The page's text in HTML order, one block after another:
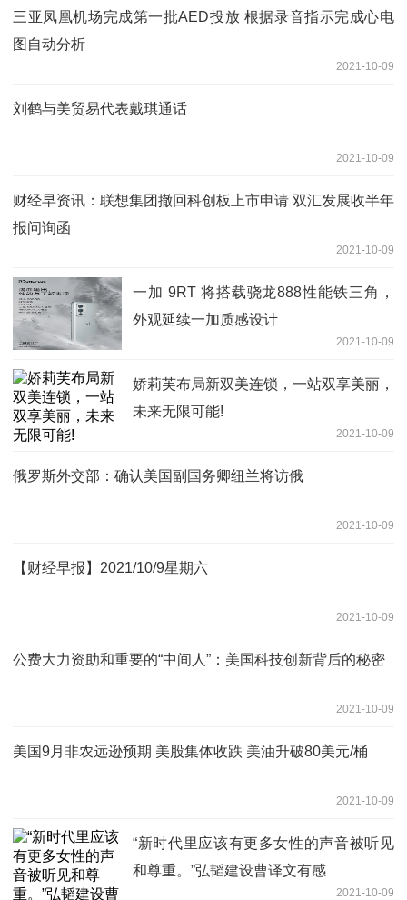
三亚凤凰机场完成第一批AED投放 根据录音指示完成心电
图自动分析
2021-10-09
刘鹤与美贸易代表戴琪通话
2021-10-09
财经早资讯：联想集团撤回科创板上市申请 双汇发展收半年
报问询函
2021-10-09
一加 9RT 将搭载骁龙888性能铁三角，
外观延续一加质感设计
2021-10-09
娇莉芙布局新双美连锁，一站双享美丽，
未来无限可能!
2021-10-09
俄罗斯外交部：确认美国副国务卿纽兰将访俄
2021-10-09
【财经早报】2021/10/9星期六
2021-10-09
公费大力资助和重要的“中间人”：美国科技创新背后的秘密
2021-10-09
美国9月非农远逊预期 美股集体收跌 美油升破80美元/桶
2021-10-09
“新时代里应该有更多女性的声音被听见
和尊重。”弘韬建设曹译文有感
2021-10-09